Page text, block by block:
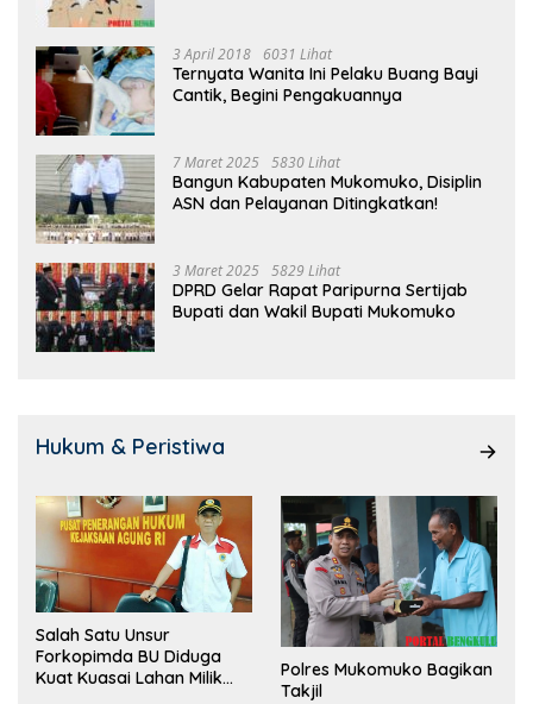
3 April 2018 6031 Lihat
Ternyata Wanita Ini Pelaku Buang Bayi
Cantik, Begini Pengakuannya
7 Maret 2025 5830 Lihat
Bangun Kabupaten Mukomuko, Disiplin
ASN dan Pelayanan Ditingkatkan!
3 Maret 2025 5829 Lihat
DPRD Gelar Rapat Paripurna Sertijab
Bupati dan Wakil Bupati Mukomuko
Hukum & Peristiwa
Salah Satu Unsur
Forkopimda BU Diduga
Kuat Kuasai Lahan Milik
Polres Mukomuko Bagikan
Takjil